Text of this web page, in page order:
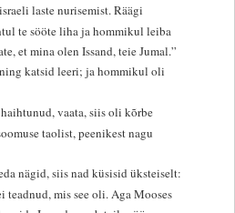
laste nurisemist. Räägi
te sööte liha ja hommikul leiba
et mina olen Issand, teie Jumal.”
katsid leeri; ja hommikul oli
vaata, siis oli kõrbe
taolist, peenikest nagu
nägid, siis nad küsisid üksteiselt:
teadnud, mis see oli. Aga Mooses